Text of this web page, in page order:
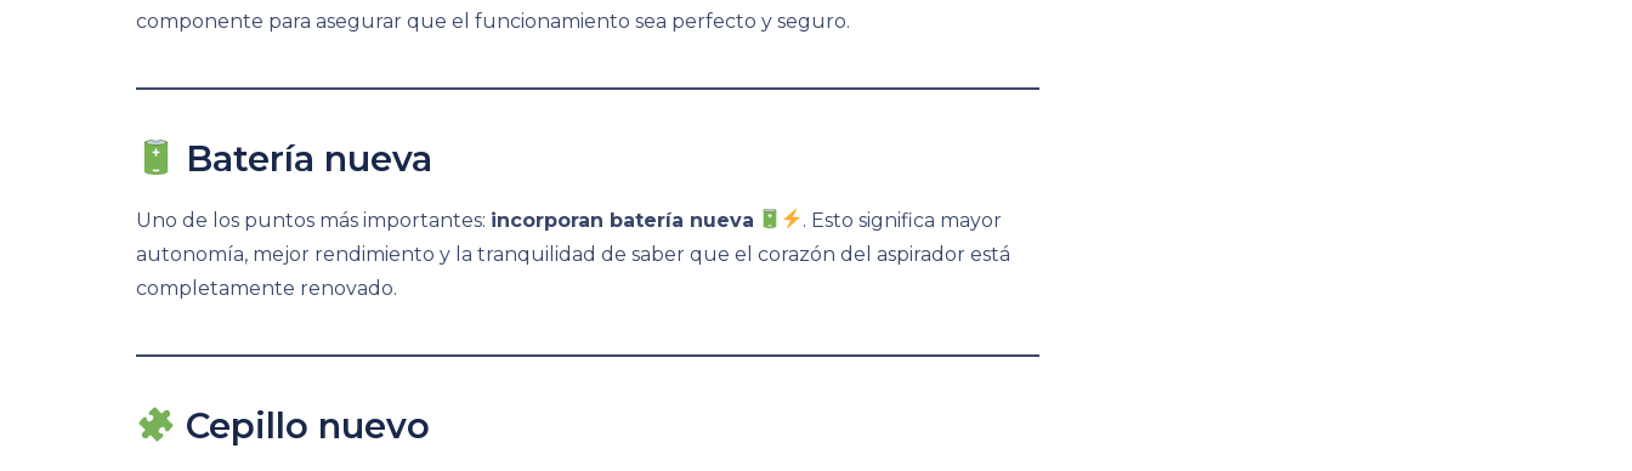
componente para asegurar que el funcionamiento sea perfecto y seguro.
Batería nueva
Uno de los puntos más importantes: incorporan batería nueva
. Esto significa mayor
autonomía, mejor rendimiento y la tranquilidad de saber que el corazón del aspirador está
completamente renovado.
Cepillo nuevo